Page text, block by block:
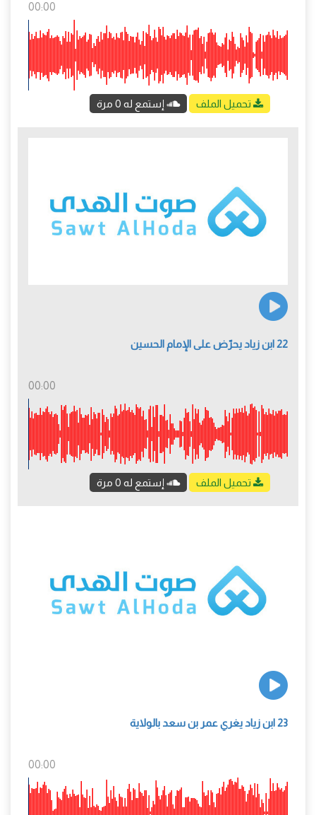
00:00
تحميل الملف إستمع له 0 مرة
22 ابن زياد يحرّض على الإمام الحسين
00:00
تحميل الملف إستمع له 0 مرة
23 ابن زياد يغري عمر بن سعد بالولاية
00:00